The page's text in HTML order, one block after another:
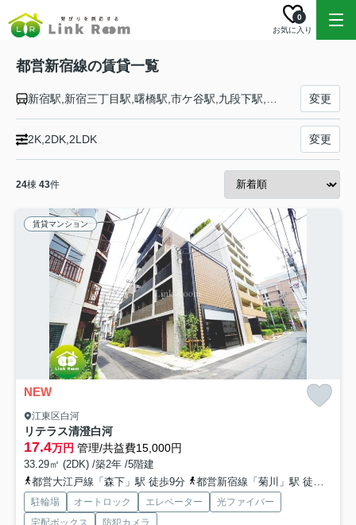
お気に入り
0
都営新宿線の賃貸一覧
変更
2K,2DK,2LDK 変更
24棟 43件
賃貸マンション
NEW
江東区白河
リテラス清澄白河
17.4万円 管理/共益費15,000円
33.29㎡ (2DK) /築2年 /5階建
都営大江戸線「森下」駅 徒歩9分
都営新宿線「菊川」駅 徒歩17分
駐輪場 オートロック エレベーター
光ファイバー
宅配ボックス
防犯カメラ